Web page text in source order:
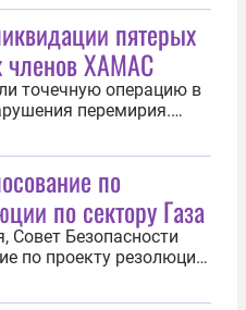
кабинет
Channel 13 со
источник. По
телеканала,
пятерых
членов ХАМАС
точечную операцию в
перемирия.
ХАМАС, сообщил 22
Биньямин
отметил Нетаньяху,
огня, тогда
по
по сектору Газа
Совет Безопасности
по проекту резолюции
план
Трампа для